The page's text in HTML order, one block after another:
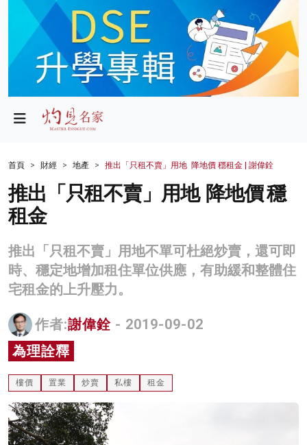
政局
財經
生活
健康
商業
科技
影片
名家榜
灼見活動
關於我們
首頁 財經 地產 推出「只租不賣」用地 降地價 穩租金 | 謝偉銓
推出「只租不賣」用地 降地價 穩
租金
推出「只租不賣」用地不單可杜絕炒賣，還可即
時、穩定地增加租住單位供應，有助緩和整體住
宅租金的上升壓力。
作者:謝偉銓 - 2019-09-02
為理詮釋
樓價 置業 炒賣 私樓 租金